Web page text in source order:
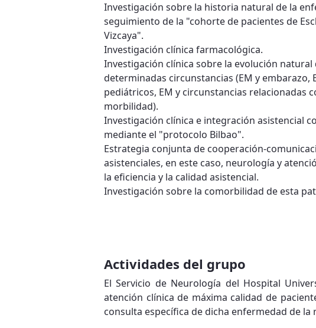
Investigación sobre la historia natural de la
seguimiento de la "cohorte de pacientes de
Vizcaya".
Investigación clínica farmacológica.
Investigación clínica sobre la evolución natural
determinadas circunstancias (EM y embarazo,
pediátricos, EM y circunstancias relacionadas
morbilidad).
Investigación clínica e integración asistencial
mediante el "protocolo Bilbao".
Estrategia conjunta de cooperación-
asistenciales, en este caso, neurología y
la eficiencia y la calidad asistencial.
Investigación sobre la comorbilidad de esta
Actividades del grupo
El Servicio de Neurología del Hospital
atención clínica de máxima calidad de
consulta específica de dicha enfermedad de la